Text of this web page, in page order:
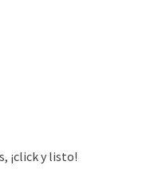
¡click y listo!